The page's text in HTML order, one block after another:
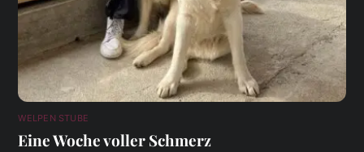
WELPEN STUBE
Eine Woche voller Schmerz